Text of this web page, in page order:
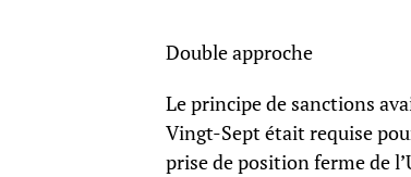
Double approche
Le principe de sanctions
Vingt-Sept était requise
prise de position ferme de